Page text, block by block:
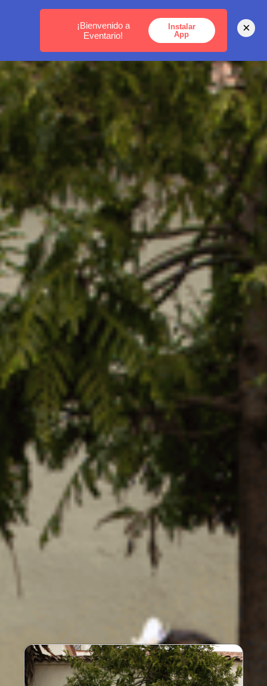
MEDELLÍN - BOGOTÁ - CARTAGENA
¡Bienvenido a
Eventario!
Instalar
App
×